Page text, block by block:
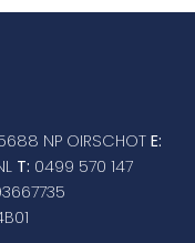
NP OIRSCHOT E:
T: 0499 570 147